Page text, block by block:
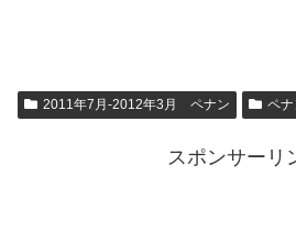
2011年7月-2012年3月 ペナン ペ
スポンサーリ